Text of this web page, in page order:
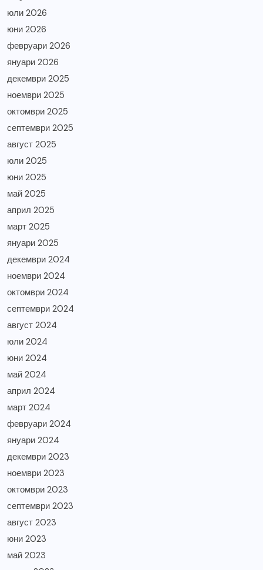
юли 2026
юни 2026
февруари 2026
януари 2026
декември 2025
ноември 2025
октомври 2025
септември 2025
август 2025
юли 2025
юни 2025
май 2025
април 2025
март 2025
януари 2025
декември 2024
ноември 2024
октомври 2024
септември 2024
август 2024
юли 2024
юни 2024
май 2024
април 2024
март 2024
февруари 2024
януари 2024
декември 2023
ноември 2023
октомври 2023
септември 2023
август 2023
юни 2023
май 2023